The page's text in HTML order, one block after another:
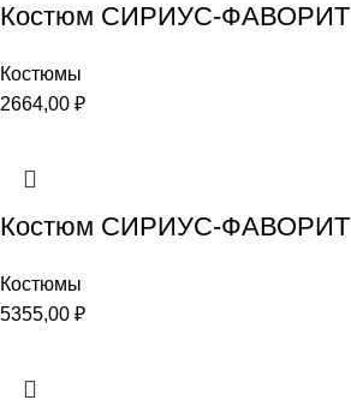
Костюм СИРИУС-ФАВОРИТ
Костюмы
2664,00 ₽
Костюм СИРИУС-ФАВОРИТ
Костюмы
5355,00 ₽